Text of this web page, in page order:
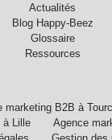
Actualités
Blog Happy-Beez
Glossaire
Ressources
marketing B2B à
à Lille
Agence